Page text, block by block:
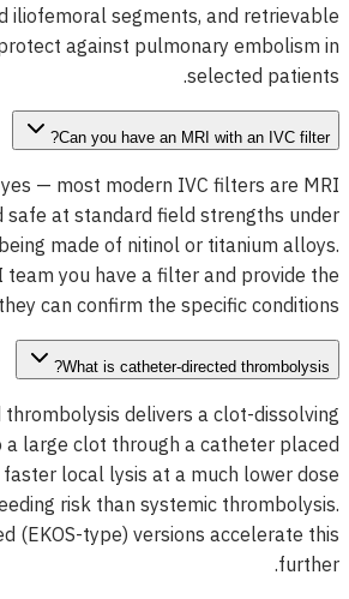
iliofemoral segments, and retrievable
against pulmonary embolism in
selected patients.
Can you have an MRI with an IVC filter?
— most modern IVC filters are MRI
safe at standard field strengths under
made of nitinol or titanium alloys.
you have a filter and provide the
can confirm the specific conditions.
What is catheter-directed thrombolysis?
delivers a clot-dissolving
a large clot through a catheter placed
faster local lysis at a much lower dose
risk than systemic thrombolysis.
(EKOS-type) versions accelerate this
further.